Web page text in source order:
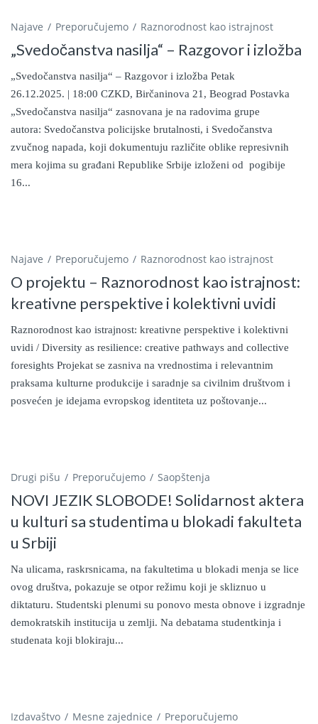
Najave Preporučujemo Raznorodnost kao istrajnost
„Svedočanstva nasilja“ – Razgovor i izložba
„Svedočanstva nasilja“ – Razgovor i izložba Petak
26.12.2025. | 18:00 CZKD, Birčaninova 21, Beograd Postavka
„Svedočanstva nasilja“ zasnovana je na radovima grupe
autora: Svedočanstva policijske brutalnosti, i Svedočanstva
zvučnog napada, koji dokumentuju različite oblike represivnih
mera kojima su građani Republike Srbije izloženi od pogibije
16...
Najave Preporučujemo Raznorodnost kao istrajnost
O projektu – Raznorodnost kao istrajnost:
kreativne perspektive i kolektivni uvidi
Raznorodnost kao istrajnost: kreativne perspektive i kolektivni
uvidi / Diversity as resilience: creative pathways and collective
foresights Projekat se zasniva na vrednostima i relevantnim
praksama kulturne produkcije i saradnje sa civilnim društvom i
posvećen je idejama evropskog identiteta uz poštovanje...
Drugi pišu Preporučujemo Saopštenja
NOVI JEZIK SLOBODE! Solidarnost aktera
u kulturi sa studentima u blokadi fakulteta
u Srbiji
Na ulicama, raskrsnicama, na fakultetima u blokadi menja se lice
ovog društva, pokazuje se otpor režimu koji je skliznuo u
diktaturu. Studentski plenumi su ponovo mesta obnove i izgradnje
demokratskih institucija u zemlji. Na debatama studentkinja i
studenata koji blokiraju...
Izdavaštvo Mesne zajednice Preporučujemo